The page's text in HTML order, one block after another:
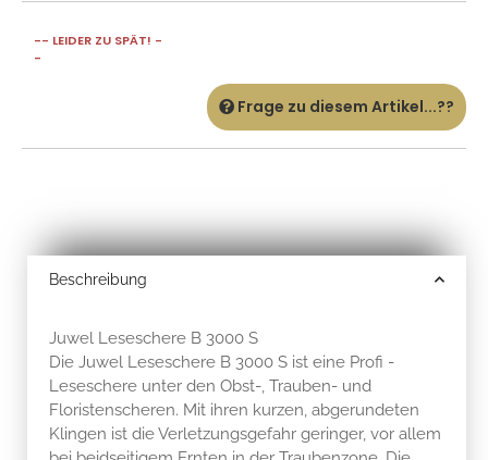
-- LEIDER ZU SPÄT! -
-
Frage zu diesem Artikel...??
Beschreibung
Juwel Leseschere B 3000 S
Die Juwel Leseschere B 3000 S ist eine Profi -
Leseschere unter den Obst-, Trauben- und
Floristenscheren. Mit ihren kurzen, abgerundeten
Klingen ist die Verletzungsgefahr geringer, vor allem